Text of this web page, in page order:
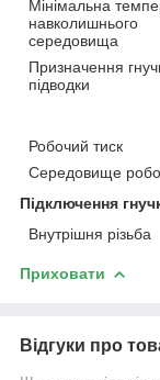
Мінімальна
навколишнього
середовища
Призначення
підводки
Робочий тиск
Середовище
Підключення
Внутрішня різьба
Приховати
Відгуки про